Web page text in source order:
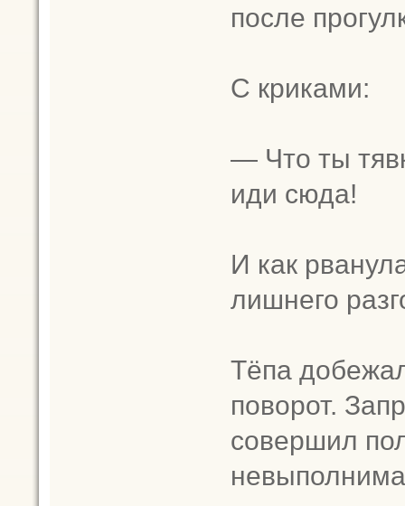
после
С криками:
— Что ты
иди сюда!
И как
лишнего
Тёпа
поворот.
совершил